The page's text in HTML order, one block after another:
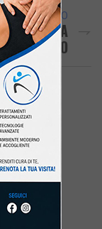
SUCCESSIVO
Tricolori A
FOTO